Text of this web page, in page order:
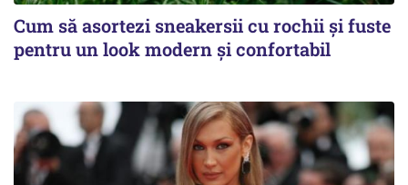
Cum să asortezi sneakersii cu rochii și fuste
pentru un look modern și confortabil